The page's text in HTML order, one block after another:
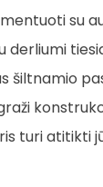
su
derliumi
šiltnamio
turi atitikti